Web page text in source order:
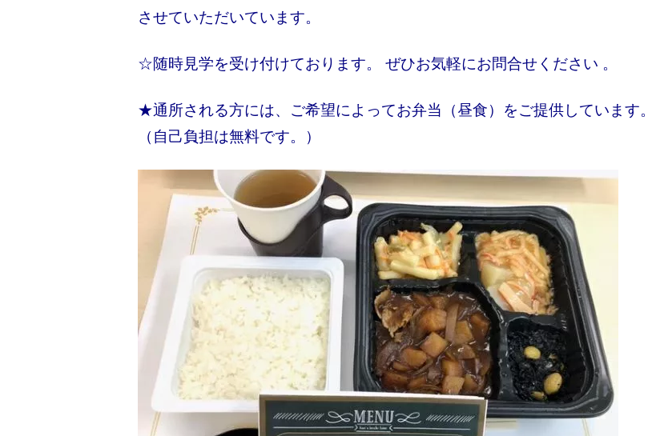
させていただいています。
☆随時見学を受け付けております。 ぜひお気軽にお問合せください 。
★通所される方には、ご希望によってお弁当（昼食）をご提供しています。
（自己負担は無料です。）